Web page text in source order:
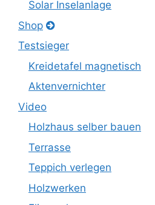
Solar Inselanlage
Shop
Testsieger
Kreidetafel magnetisch
Aktenvernichter
Video
Holzhaus selber bauen
Terrasse
Teppich verlegen
Holzwerken